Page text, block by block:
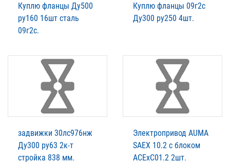
Куплю фланцы Ду500
ру160 16шт сталь
09г2с.
Куплю фланцы 09г2с
Ду300 ру250 4шт.
задвижки 30лс976нж
Ду300 ру63 2к-т
стройка 838 мм.
Электропривод AUMA
SAEX 10.2 c блоком
ACExC01.2 2шт.